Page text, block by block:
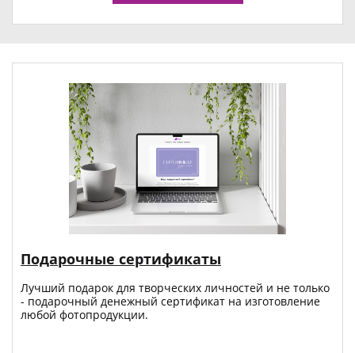
Подарочные сертификаты
Лучший подарок для творческих личностей и не только
- подарочный денежный сертификат на изготовление
любой фотопродукции.